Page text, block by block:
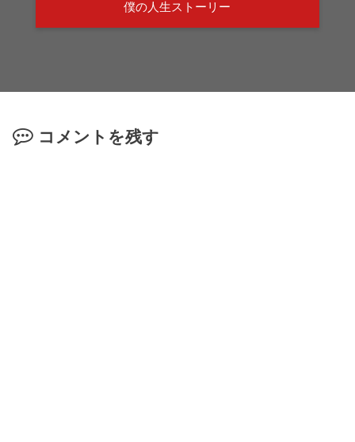
僕の人生ストーリー
コメントを残す